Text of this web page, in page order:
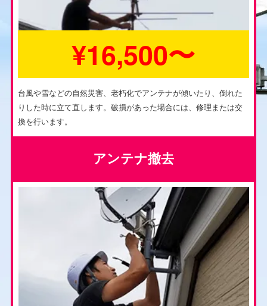
¥16,500〜
台風や雪などの自然災害、老朽化でアンテナが傾いたり、倒れた
りした時に立て直します。破損があった場合には、修理または交
換を行います。
アンテナ撤去